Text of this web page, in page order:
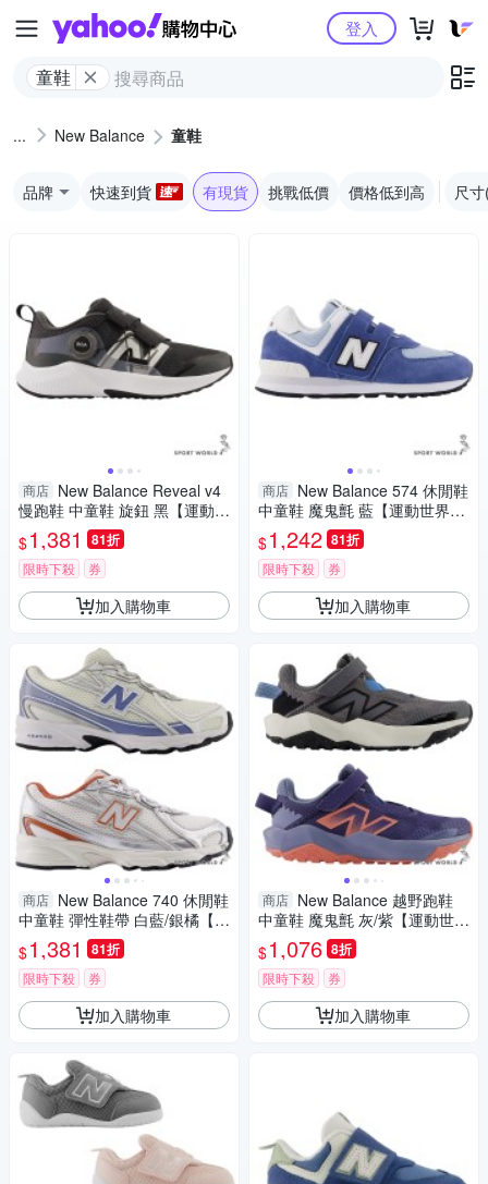
Yahoo購物中心
童鞋
登入
New Balance 童鞋
品牌 快速到貨 有現貨 挑戰低價 價格低到高 尺
商店 New Balance Reveal v4
慢跑鞋 中童鞋 旋鈕 黑【運動世
界】PTRVLBK4-W
$1,381 81折
限時下殺 券
加入購物車
商店 New Balance 740 休閒鞋
中童鞋 彈性鞋帶 白藍/銀橘【運
動世界】P7406V1-W/P74032
G-W
$1,381 81折
限時下殺 券
加入購物車
商店 New Balance 574 休閒鞋
中童鞋 魔鬼氈 藍【運動世界】
P5742I6-W
$1,242 81折
限時下殺 券
加入購物車
商店 New Balance 越野跑鞋
中童鞋 魔鬼氈 灰/紫【運動世
界】PANTRLK6-W/PANTRLV6
-W
$1,076 8折
限時下殺 券
加入購物車